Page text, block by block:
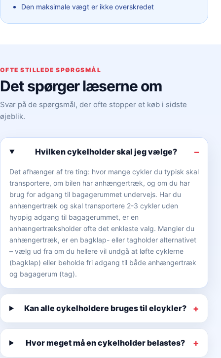
Den maksimale vægt er ikke overskredet
OFTE STILLEDE SPØRGSMÅL
Det spørger læserne om
Svar på de spørgsmål, der ofte stopper et køb i sidste
øjeblik.
Hvilken cykelholder skal jeg vælge?
Det afhænger af tre ting: hvor mange cykler du typisk skal
transportere, om bilen har anhængertræk, og om du har
brug for adgang til bagagerummet undervejs. Har du
anhængertræk og skal transportere 2-3 cykler uden
hyppig adgang til bagagerummet, er en
anhængertræksholder ofte det enkleste valg. Mangler du
anhængertræk, er en bagklap- eller tagholder alternativet
– vælg ud fra om du hellere vil undgå at løfte cyklerne
(bagklap) eller beholde fri adgang til både anhængertræk
og bagagerum (tag).
Kan alle cykelholdere bruges til elcykler?
Hvor meget må en cykelholder belastes?